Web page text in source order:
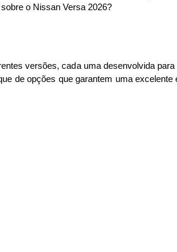
o Nissan Versa 2026?
versões, cada uma desenvolvida
de opções que garantem uma